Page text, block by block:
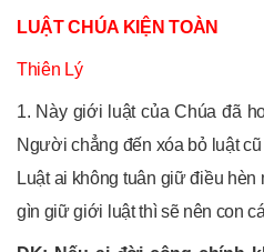
LUẬT CHÚA KIỆN TOÀN
Thiên Lý
1. Này giới luật của Chúa đã
Người chẳng đến xóa bỏ luật
Luật ai không tuân giữ điều hèn
gìn giữ giới luật thì sẽ nên con